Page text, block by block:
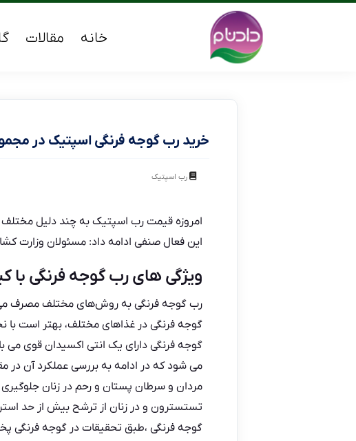
خانه مقالات
خرید رب گوجه فرنگی اسپتیک در
رب اسپتیک
امروزه قیمت رب اسپتیک به چند دلیل
این فعال صنفی ادامه داد: مسئولان وزارت
ویژگی های رب گوجه فرنگی با
رب گوجه فرنگی به روش‌های مختلف مصرف
گوجه فرنگی در غذاهای مختلف، بهتر است
گوجه فرنگی‌ دارای یک انتی اکسیدان قوی می
می شود که در ادامه به بررسی عملکرد آن در
مردان و سرطان پستان و رحم در زنان
تستسترون و در زنان از ترشح بیش از حد
گوجه فرنگی ،طبق تحقیقات در گوجه فرنگی